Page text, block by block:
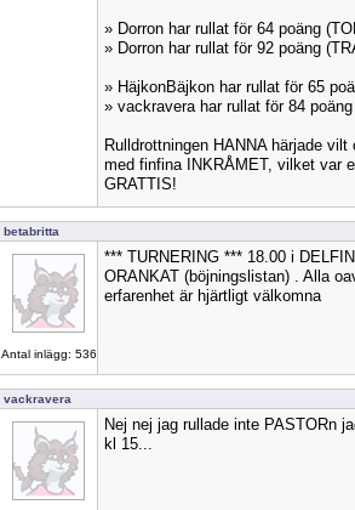
» Dorron har rullat för 64 poäng
» Dorron har rullat för 92 poäng
» HäjkonBäjkon har rullat för 65
» vackravera har rullat för 84
Rulldrottningen HANNA härjade
med finfina INKRÅMET, vilket var
GRATTIS!
betabritta
Antal inlägg: 536
*** TURNERING *** 18.00 i
ORANKAT (böjningslistan) . Alla
erfarenhet är hjärtligt välkomna
vackravera
Nej nej jag rullade inte PASTORn
kl 15...